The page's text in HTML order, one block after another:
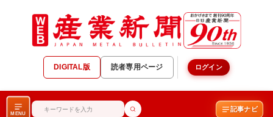
DIGITAL版 読者専用ページ ログイン
MENU
記事ナビ